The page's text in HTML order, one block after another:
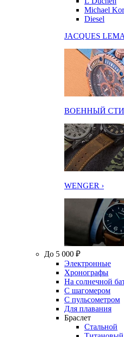
Michael
Diesel
JACQUES
ВОЕННЫЙ
WENGER ›
До 5 000 ₽
Электронные
Хронографы
На солнечной
С шагомером
С пульсометром
Для плавания
Браслет
Стальной